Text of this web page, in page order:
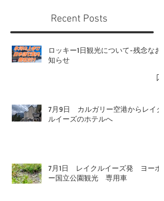
Recent Posts
ロッキー1日観光について-残念なお
知らせ
7月9日 カルガリー空港からレイク
ルイーズのホテルへ
7月1日 レイクルイーズ発 ヨーホ
ー国立公園観光 専用車